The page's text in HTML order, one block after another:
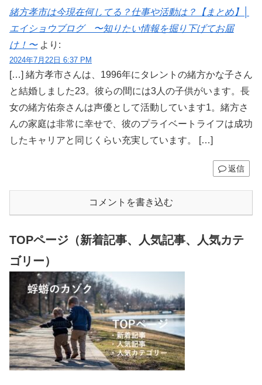
緒方孝市は今現在何してる？仕事や活動は？【まとめ】│
エイショウブログ 〜知りたい情報を掘り下げてお届
け！〜 より:
2024年7月22日 6:37 PM
[…] 緒方孝市さんは、1996年にタレントの緒方かな子さん
と結婚しました23。彼らの間には3人の子供がいます。長
女の緒方佑奈さんは声優として活動しています1。緒方さ
んの家庭は非常に幸せで、彼のプライベートライフは成功
したキャリアと同じくらい充実しています。 […]
返信
コメントを書き込む
TOPページ（新着記事、人気記事、人気カテ
ゴリー）